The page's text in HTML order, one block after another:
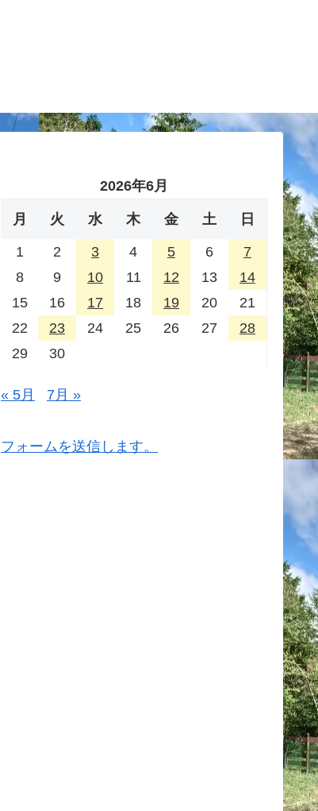
2026年6月
月 火 水 木 金 土 日
1 2 3 4 5 6
7
8
9 10 11 12 13
14
15
16 17 18 19 20
21
22
23 24 25 26 27
28
29
30
« 5月 7月 »
フォームを送信します。